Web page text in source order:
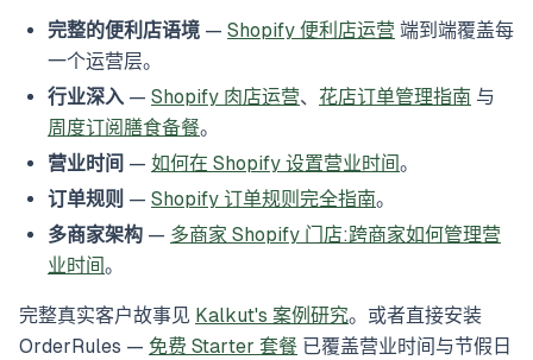
完整的便利店语境 — Shopify 便利店运营 端到端覆盖每
一个运营层。
行业深入 — Shopify 肉店运营、 花店订单管理指南 与
周度订阅膳食备餐。
营业时间 — 如何在 Shopify 设置营业时间。
订单规则 — Shopify 订单规则完全指南。
多商家架构 — 多商家 Shopify 门店:跨商家如何管理营
业时间。
完整真实客户故事见 Kalkut's 案例研究。或者直接安装
OrderRules — 免费 Starter 套餐 已覆盖营业时间与节假日